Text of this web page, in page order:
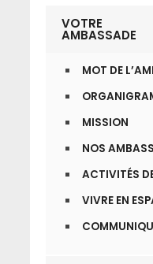
VOTRE
AMBASSADE
MOT DE
MISSION
NOS
ACTIVITÉS
VIVRE EN